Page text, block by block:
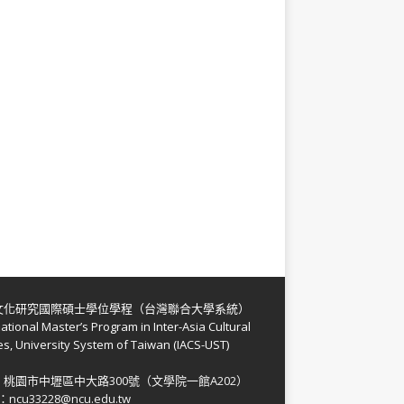
化研究國際碩士學位學程（台灣聯合大學系統）
Master’s Program in Inter-Asia Cultural
University System of Taiwan (IACS-UST)
桃園市中壢區中大路300號（文學院一館A202）
ncu33228@ncu.edu.tw